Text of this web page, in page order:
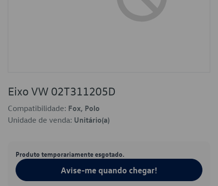
Eixo VW 02T311205D
Compatibilidade: Fox, Polo
Unidade de venda: Unitário(a)
Produto temporariamente esgotado.
Avise-me quando chegar!